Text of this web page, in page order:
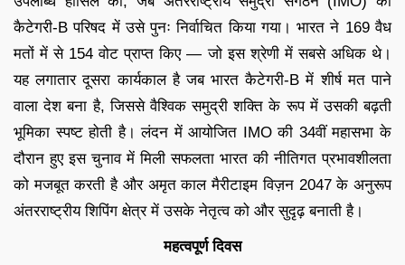
कैटेगरी-B परिषद में उसे पुनः निर्वाचित किया गया। भारत ने 169 वैध
मतों में से 154 वोट प्राप्त किए — जो इस श्रेणी में सबसे अधिक थे।
यह लगातार दूसरा कार्यकाल है जब भारत कैटेगरी-B में शीर्ष मत पाने
वाला देश बना है, जिससे वैश्विक समुद्री शक्ति के रूप में उसकी बढ़ती
भूमिका स्पष्ट होती है। लंदन में आयोजित IMO की 34वीं महासभा के
दौरान हुए इस चुनाव में मिली सफलता भारत की नीतिगत प्रभावशीलता
को मजबूत करती है और अमृत काल मैरीटाइम विज़न 2047 के अनुरूप
अंतरराष्ट्रीय शिपिंग क्षेत्र में उसके नेतृत्व को और सुदृढ़ बनाती है।
महत्वपूर्ण दिवस